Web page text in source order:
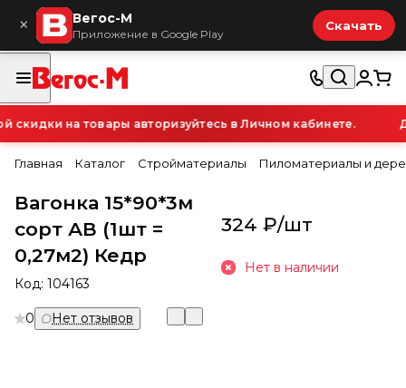
× Вегос-М
Приложение в Google Play
Скачать
на товары авторизуйтесь в Личном кабинете.
Главная Каталог Стройматериалы Пиломатериалы и
Вагонка 15*90*3м
сорт АВ (1шт =
0,27м2) Кедр
Код: 104163
0 Нет отзывов
324 ₽/шт
Нет в наличии